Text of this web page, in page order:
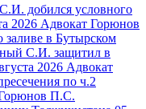
добился условного
2026 Адвокат Горюнов
заливе в Бутырском
С.И. защитил в
2026 Адвокат
по ч.2
П.С.